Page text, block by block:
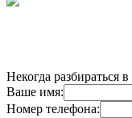
Некогда разбираться
Ваше имя:
Номер телефона: